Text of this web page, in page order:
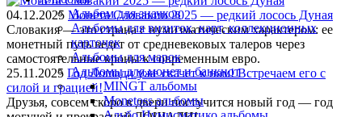
Альбом для значков
Альбомы для визиток, карт, коллекционных
карточек
Альбомы для марок
Альбомы для монет и банкнот
MINGT альбомы
Monetoss альбомы
04.12.2025 Монета Словакии 2025 — редкий лосось Дуная
Словакия — это страна с нумизматическим характером: ее
монетный путь ведет от средневековых талеров через
самостоятельные кроны к современным евро.
25.11.2025 Год Лошади уже скачет к нам! Встречаем его с
силой и грацией!
Друзья, совсем скоро в двери постучится новый год — год